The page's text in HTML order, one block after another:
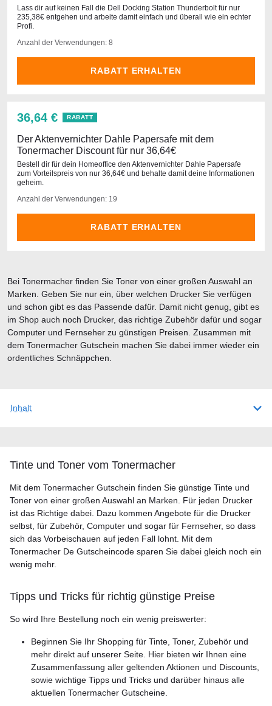
Lass dir auf keinen Fall die Dell Docking Station Thunderbolt für nur
235,38€ entgehen und arbeite damit einfach und überall wie ein echter
Profi.
Anzahl der Verwendungen: 8
RABATT ERHALTEN
36,64 € RABATT
Der Aktenvernichter Dahle Papersafe mit dem
Tonermacher Discount für nur 36,64€
Bestell dir für dein Homeoffice den Aktenvernichter Dahle Papersafe
zum Vorteilspreis von nur 36,64€ und behalte damit deine Informationen
geheim.
Anzahl der Verwendungen: 19
RABATT ERHALTEN
Inhalt
Tinte und Toner vom Tonermacher
Mit dem Tonermacher Gutschein finden Sie günstige Tinte und
Toner von einer großen Auswahl an Marken. Für jeden Drucker
ist das Richtige dabei. Dazu kommen Angebote für die Drucker
selbst, für Zubehör, Computer und sogar für Fernseher, so dass
sich das Vorbeischauen auf jeden Fall lohnt. Mit dem
Tonermacher De Gutscheincode sparen Sie dabei gleich noch ein
wenig mehr.
Tipps und Tricks für richtig günstige Preise
So wird Ihre Bestellung noch ein wenig preiswerter:
Beginnen Sie Ihr Shopping für Tinte, Toner, Zubehör und
mehr direkt auf unserer Seite. Hier bieten wir Ihnen eine
Zusammenfassung aller geltenden Aktionen und Discounts,
sowie wichtige Tipps und Tricks und darüber hinaus alle
aktuellen Tonermacher Gutscheine.
Bei Tonermacher finden Sie Toner von einer großen Auswahl an
Marken. Geben Sie nur ein, über welchen Drucker Sie verfügen
und schon gibt es das Passende dafür. Damit nicht genug, gibt es
im Shop auch noch Drucker, das richtige Zubehör dafür und sogar
Computer und Fernseher zu günstigen Preisen. Zusammen mit
dem Tonermacher Gutschein machen Sie dabei immer wieder ein
ordentliches Schnäppchen.